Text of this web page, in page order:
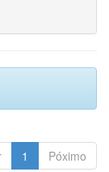
1 Póximo